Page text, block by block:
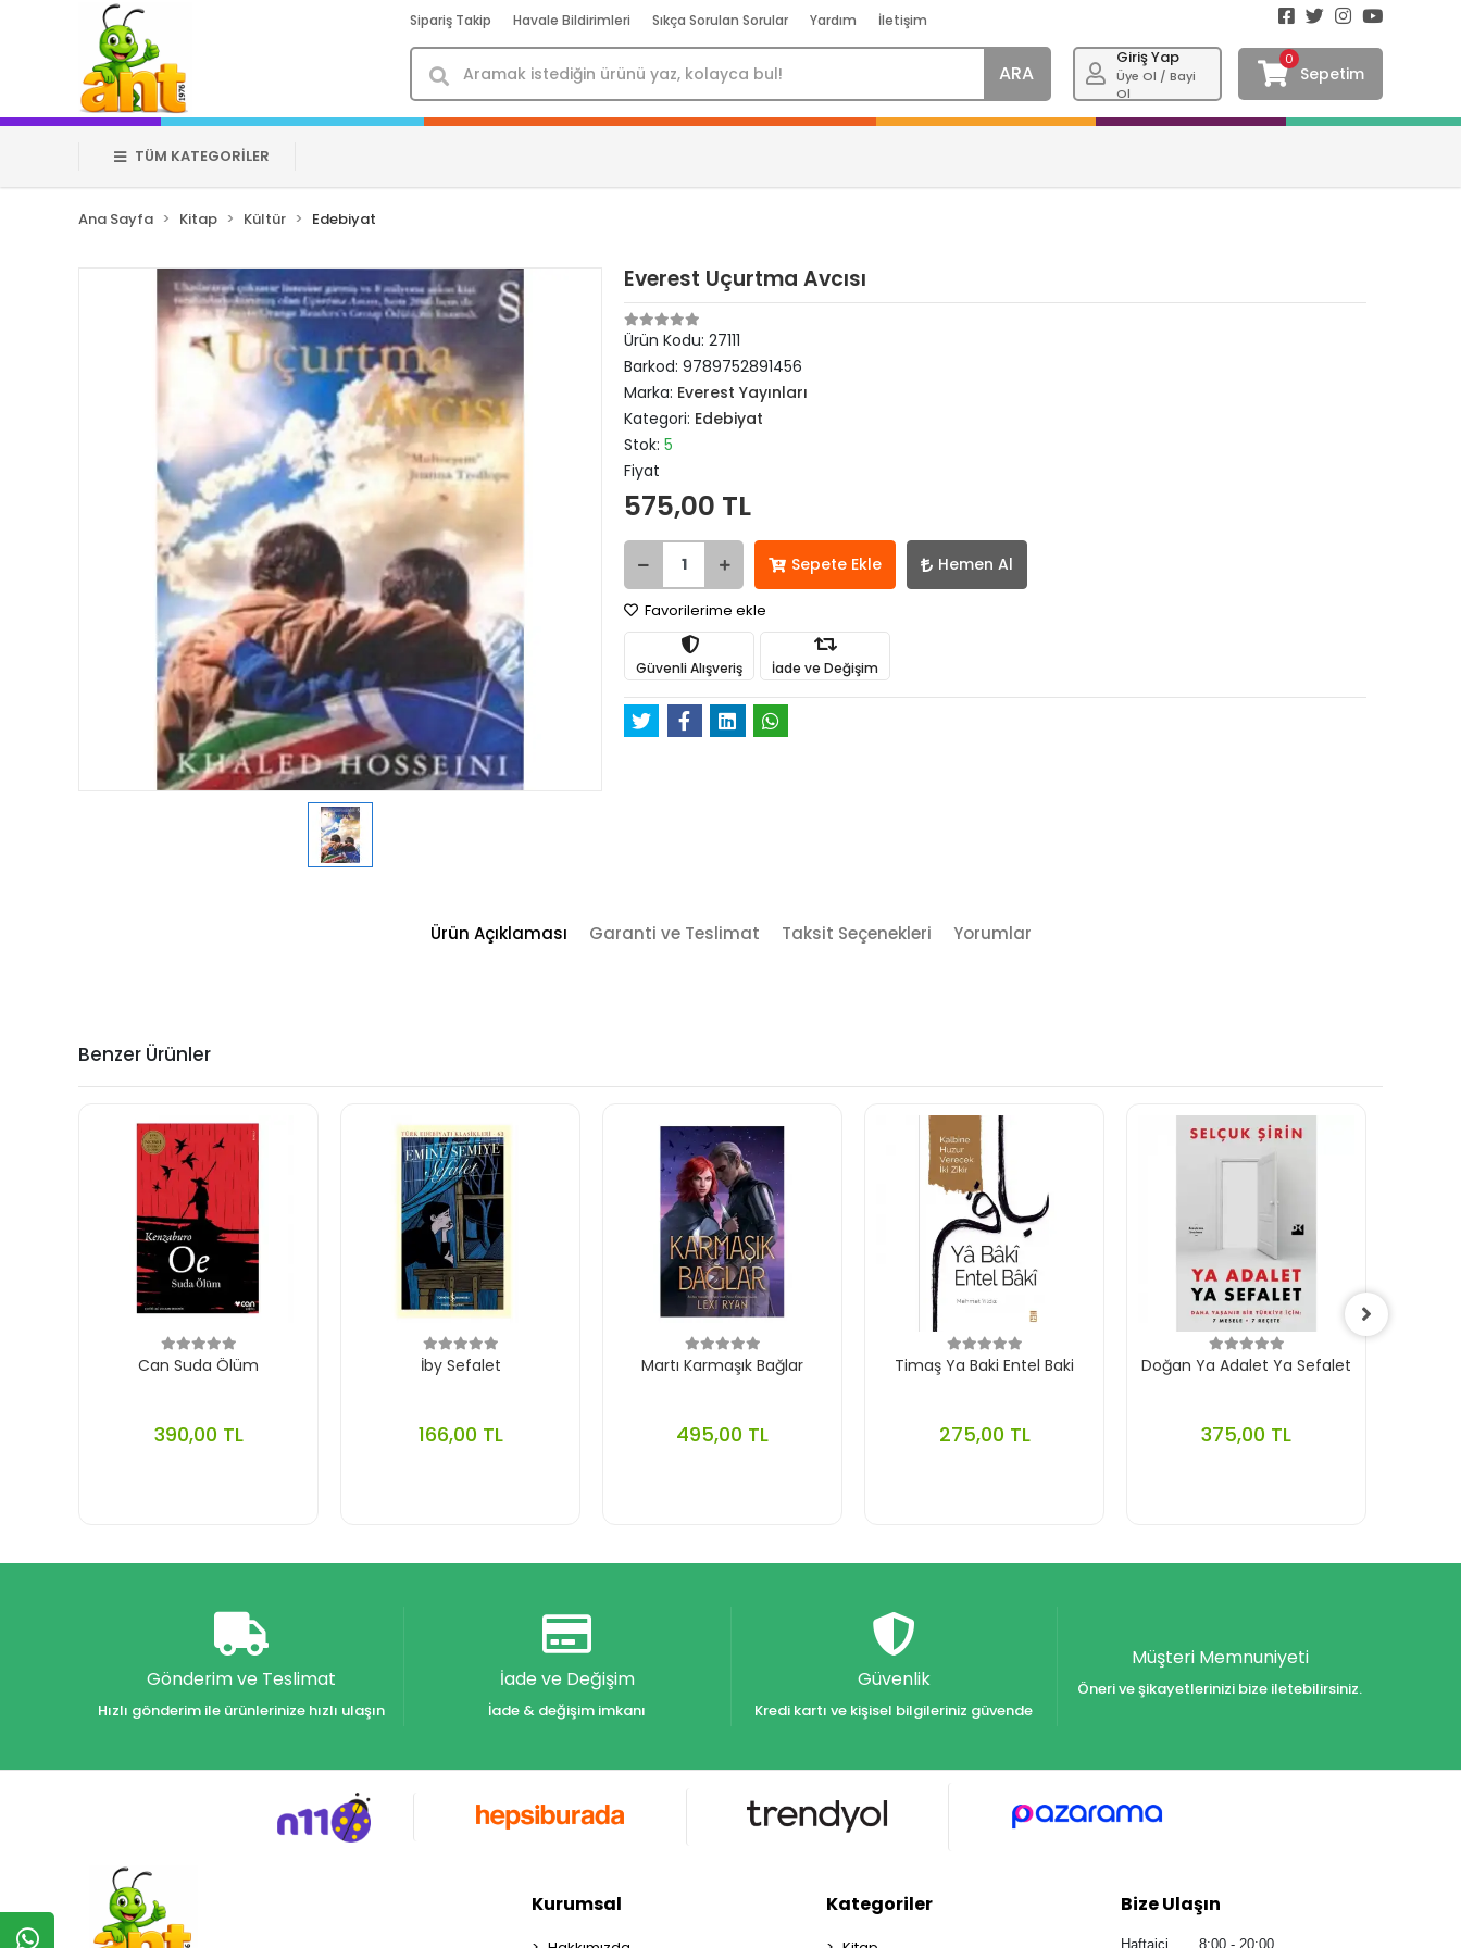
Sipariş Takip Havale Bildirimleri Sıkça Sorulan Sorular Yardım İletişim
ARA
Giriş Yap
Üye Ol / Bayi
Ol
0
Sepetim
TÜM KATEGORİLER
Ana Sayfa Kitap Kültür Edebiyat
Everest Uçurtma Avcısı
Ürün Kodu:27111
Barkod:9789752891456
Marka: Everest Yayınları
Kategori: Edebiyat
Stok:5
Fiyat
575,00 TL
Sepete Ekle Hemen Al
Favorilerime ekle
Güvenli Alışveriş İade ve Değişim
Ürün Açıklaması Garanti ve Teslimat Taksit Seçenekleri Yorumlar
Benzer Ürünler
Can Suda Ölüm
390,00 TL
İby Sefalet
166,00 TL
Martı Karmaşık Bağlar
495,00 TL
Timaş Ya Baki Entel Baki
275,00 TL
Doğan Ya Adalet Ya Sefalet
375,00 TL
Gönderim ve Teslimat
Hızlı gönderim ile ürünlerinize hızlı ulaşın
İade ve Değişim
İade & değişim imkanı
Güvenlik
Kredi kartı ve kişisel bilgileriniz güvende
Müşteri Memnuniyeti
Öneri ve şikayetlerinizi bize iletebilirsiniz.
Kurumsal Kategoriler Bize Ulaşın
Haftaiçi 8:00 - 20:00